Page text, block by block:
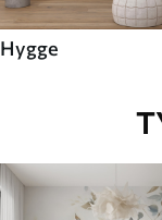
Hygge